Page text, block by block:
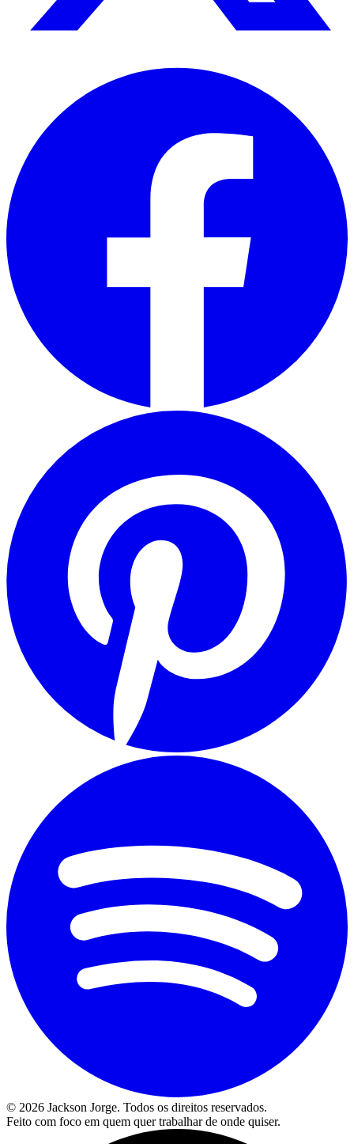
© 2026 Jackson Jorge. Todos os direitos reservados.
Feito com foco em quem quer trabalhar de onde quiser.